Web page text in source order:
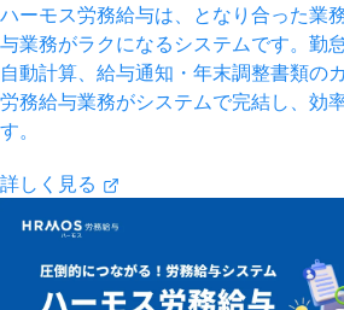
ハーモス労務給与は、となり合った業
与業務がラクになるシステムです。勤
自動計算、給与通知・年末調整書類の
労務給与業務がシステムで完結し、効
す。
詳しく見る